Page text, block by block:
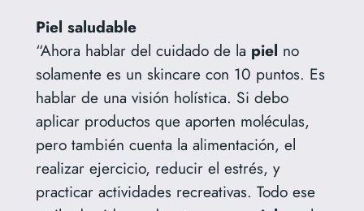
Piel saludable
“Ahora hablar del cuidado de la piel no
solamente es un skincare con 10 puntos. Es
hablar de una visión holística. Si debo
aplicar productos que aporten moléculas,
pero también cuenta la alimentación, el
realizar ejercicio, reducir el estrés, y
practicar actividades recreativas. Todo ese